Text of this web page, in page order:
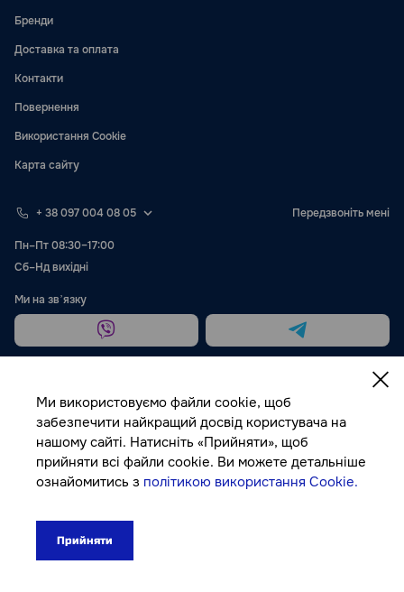
300₴
Бренди
Доставка та оплата
Контакти
Повернення
Використання Cookie
Карта сайту
+ 38 097 004 08 05 Передзвоніть мені
Пн–Пт 08:30–17:00
Сб–Нд вихідні
Ми на звʼязку
© Autocolor, 2026
Публічна оферта
Ми використовуємо файли cookie, щоб
забезпечити найкращий досвід користувача на
нашому сайті. Натисніть «Прийняти», щоб
прийняти всі файли cookie. Ви можете детальніше
ознайомитись з політикою використання Cookie.
Прийняти